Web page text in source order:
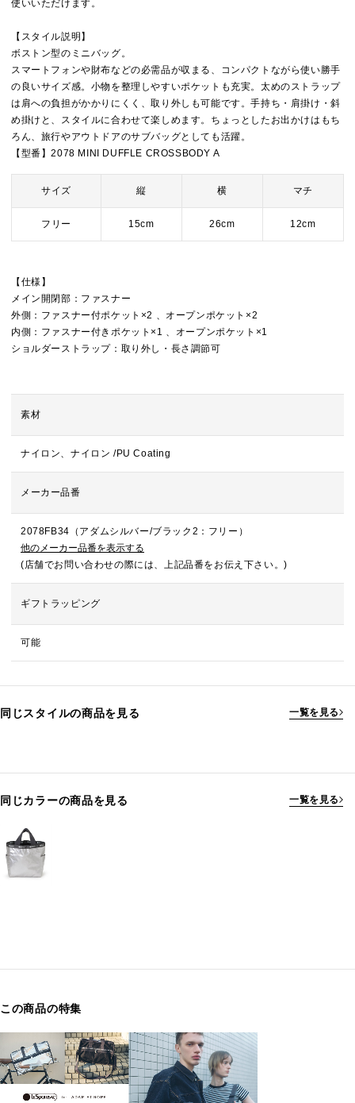
使いいただけます。
【スタイル説明】
ボストン型のミニバッグ。
スマートフォンや財布などの必需品が収まる、コンパクトながら使い勝手
の良いサイズ感。小物を整理しやすいポケットも充実。太めのストラップ
は肩への負担がかかりにくく、取り外しも可能です。手持ち・肩掛け・斜
め掛けと、スタイルに合わせて楽しめます。ちょっとしたお出かけはもち
ろん、旅行やアウトドアのサブバッグとしても活躍。
【型番】2078 MINI DUFFLE CROSSBODY A
サイズ 縦 横 マチ
フリー 15cm 26cm 12cm
【仕様】
メイン開閉部：ファスナー
外側：ファスナー付ポケット×2 、オープンポケット×2
内側：ファスナー付きポケット×1 、オープンポケット×1
ショルダーストラップ：取り外し・長さ調節可
素材
ナイロン、ナイロン /PU Coating
メーカー品番
2078FB34（アダムシルバー/ブラック2：フリー）
他のメーカー品番を表示する
(店舗でお問い合わせの際には、上記品番をお伝え下さい。)
ギフトラッピング
可能
同じスタイルの商品を見る 一覧を見る
同じカラーの商品を見る 一覧を見る
この商品の特集